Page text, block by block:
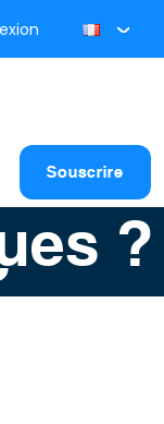
Souscrire
?